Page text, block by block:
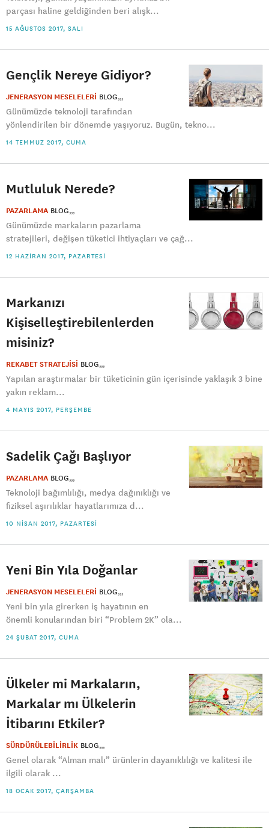
parçası haline geldiğinden beri alışk...
15 AĞUSTOS 2017, SALI
Gençlik Nereye Gidiyor?
JENERASYON MESELELERİ BLOG
Günümüzde teknoloji tarafından
yönlendirilen bir dönemde yaşıyoruz. Bugün, tekno...
14 TEMMUZ 2017, CUMA
Mutluluk Nerede?
PAZARLAMA BLOG
Günümüzde markaların pazarlama
stratejileri, değişen tüketici ihtiyaçları ve çağ...
12 HAZIRAN 2017, PAZARTESI
Markanızı
Kişiselleştirebilenlerden
misiniz?
REKABET STRATEJİSİ BLOG
Yapılan araştırmalar bir tüketicinin gün içerisinde yaklaşık 3 bine
yakın reklam...
4 MAYIS 2017, PERŞEMBE
Sadelik Çağı Başlıyor
PAZARLAMA BLOG
Teknoloji bağımlılığı, medya dağınıklığı ve
fiziksel aşırılıklar hayatlarımıza d...
10 NISAN 2017, PAZARTESI
Yeni Bin Yıla Doğanlar
JENERASYON MESELELERİ BLOG
Yeni bin yıla girerken iş hayatının en
önemli konularından biri “Problem 2K” ola...
24 ŞUBAT 2017, CUMA
Ülkeler mi Markaların,
Markalar mı Ülkelerin
İtibarını Etkiler?
SÜRDÜRÜLEBİLİRLİK BLOG
Genel olarak “Alman malı” ürünlerin dayanıklılığı ve kalitesi ile
ilgili olarak ...
18 OCAK 2017, ÇARŞAMBA